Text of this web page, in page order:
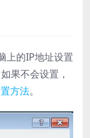
上的IP地址设置
果不会设置，
方法。